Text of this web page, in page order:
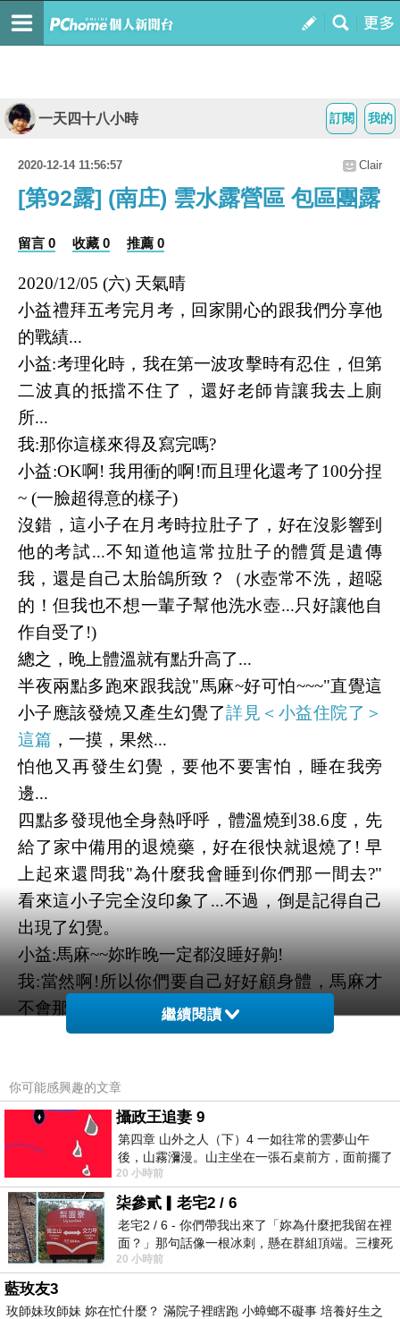
我的
訂閱
一天四十八小時
2020-12-14 11:56:57 Clair
[第92露] (南庄) 雲水露營區 包區團露
留言 0 收藏 0 推薦 0
2020/12/05 (六) 天氣晴
小益禮拜五考完月考，回家開心的跟我們分享他
的戰績...
小益:考理化時，我在第一波攻擊時有忍住，但第
二波真的抵擋不住了，還好老師肯讓我去上廁
所...
我:那你這樣來得及寫完嗎?
小益:OK啊! 我用衝的啊!而且理化還考了100分捏
~ (一臉超得意的樣子)
沒錯，這小子在月考時拉肚子了，好在沒影響到
他的考試...不知道他這常拉肚子的體質是遺傳
我，還是自己太胎鴿所致？（水壺常不洗，超噁
的！但我也不想一輩子幫他洗水壺...只好讓他自
作自受了!)
總之，晚上體溫就有點升高了...
半夜兩點多跑來跟我說"馬麻~好可怕~~~"直覺這
小子應該發燒又產生幻覺了詳見＜小益住院了＞
這篇 ，一摸，果然...
怕他又再發生幻覺，要他不要害怕，睡在我旁
邊...
四點多發現他全身熱呼呼，體溫燒到38.6度，先
給了家中備用的退燒藥，好在很快就退燒了! 早
上起來還問我"為什麼我會睡到你們那一間去?"
看來這小子完全沒印象了...不過，倒是記得自己
出現了幻覺。
小益:馬麻~~妳昨晚一定都沒睡好齁!
我:當然啊!所以你們要自己好好顧身體，馬麻才
不會那麼辛苦!
總覺得我是燃燒自己的生命在顧生病的小孩啊
六點起來準備祐的早餐，七點多又出發去排隊掛
號。現在的我掛號已經達厚臉皮等級了，直接帶
著童軍椅去診所門口坐著滑手機等開門。都已經
沒什麼睡了，掛個號還要罰站半個多小時，我可
不幹～
看完診，醫生判斷是腸胃型感冒....不過，這時的
小益已經又是一尾活龍了...
擔心兒子又會再發燒，老爺直到快中午才決定依
約出發去露營！
繼續閱讀
你可能感興趣的文章
攝政王追妻 9
第四章 山外之人（下）4 一如往常的雲夢山午
後，山霧瀰漫。山主坐在一張石桌前方，面前擺了
一盤未下完的棋盤，還有一壺茶與兩只冒
20 小時前
柒參貳▎老宅2 / 6
老宅2 / 6 - 你們帶我出來了「妳為什麼把我留在裡
面？」那句話像一根冰刺，懸在群組頂端。三樓死
死盯著照片裡的人。那個人確實站在
20 小時前
藍玫友3
玫師妹玫師妹 妳在忙什麼？ 滿院子裡瞎跑 小蟑螂不礙事 培養好生之